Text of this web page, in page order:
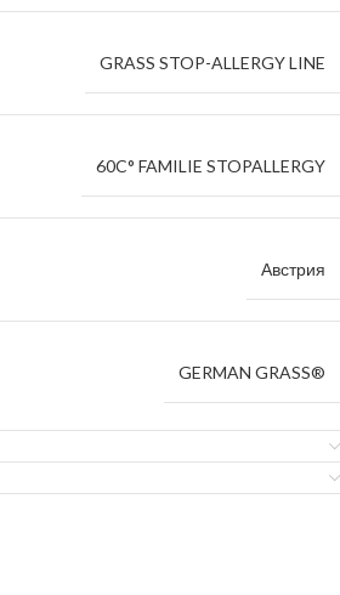
GRASS STOP-ALLERGY LINE
60C° FAMILIE STOPALLERGY
Австрия
GERMAN GRASS®